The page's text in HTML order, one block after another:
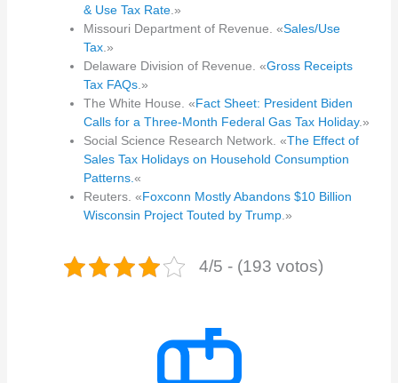
& Use Tax Rate.»
Missouri Department of Revenue. «Sales/Use
Tax.»
Delaware Division of Revenue. «Gross Receipts
Tax FAQs.»
The White House. «Fact Sheet: President Biden
Calls for a Three-Month Federal Gas Tax Holiday.»
Social Science Research Network. «The Effect of
Sales Tax Holidays on Household Consumption
Patterns.«
Reuters. «Foxconn Mostly Abandons $10 Billion
Wisconsin Project Touted by Trump.»
4/5 - (193 votos)